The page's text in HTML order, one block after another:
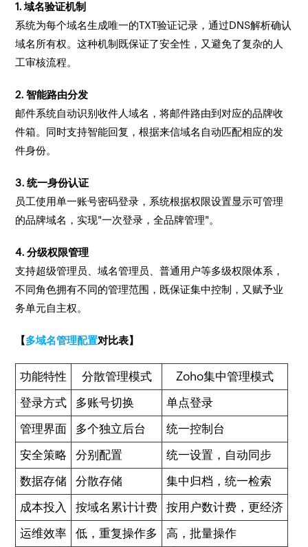
1. 域名验证机制
系统为每个域名生成唯一的TXT验证记录，通过DNS解析确认
域名所有权。这种机制既保证了安全性，又避免了复杂的人
工审核流程。
2. 智能路由分发
邮件系统自动识别收件人域名，将邮件路由到对应的品牌收
件箱。同时支持智能回复，根据来信域名自动匹配相应的发
件身份。
3. 统一身份认证
员工使用单一账号密码登录，系统根据权限设置显示可管理
的品牌域名，实现"一次登录，全品牌管理"。
4. 分级权限管理
支持超级管理员、域名管理员、普通用户等多级权限体系，
不同角色拥有不同的管理范围，既保证集中控制，又赋予业
务单元自主权。
【多域名管理配置对比表】
功能特性 分散管理模式
Zoho集中管理模式
登录方式
多账号切换
单点登录
管理界面
多个独立后台
统一控制台
安全策略
分别配置
统一设置，自动同步
数据存储
分散存储
集中归档，统一检索
成本投入
按域名累计计费
按用户数计费，更经济
运维效率
低，重复操作多 高，批量操作